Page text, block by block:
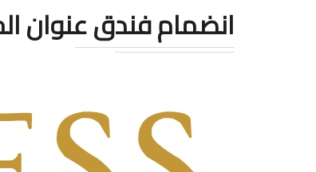
انضمام فندق عنوان